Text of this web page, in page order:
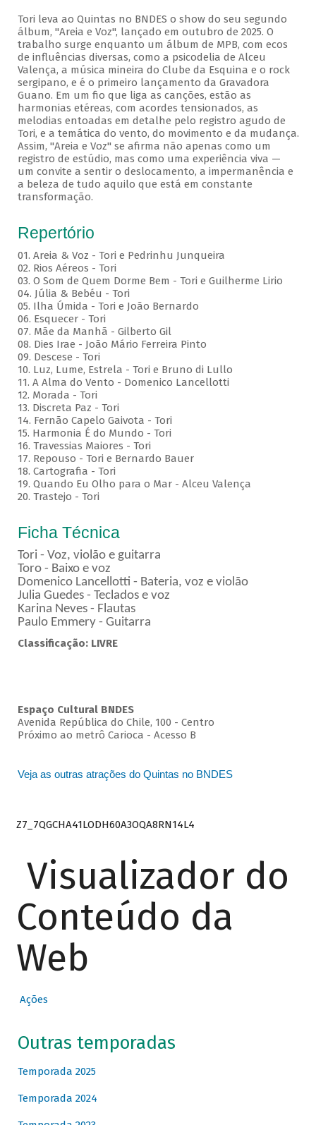
Tori leva ao Quintas no BNDES o show do seu segundo
álbum, "Areia e Voz", lançado em outubro de 2025. O
trabalho surge enquanto um álbum de MPB, com ecos
de influências diversas, como a psicodelia de Alceu
Valença, a música mineira do Clube da Esquina e o rock
sergipano, e é o primeiro lançamento da Gravadora
Guano. Em um fio que liga as canções, estão as
harmonias etéreas, com acordes tensionados, as
melodias entoadas em detalhe pelo registro agudo de
Tori, e a temática do vento, do movimento e da mudança.
Assim, "Areia e Voz" se afirma não apenas como um
registro de estúdio, mas como uma experiência viva —
um convite a sentir o deslocamento, a impermanência e
a beleza de tudo aquilo que está em constante
transformação.
Repertório
01. Areia & Voz - Tori e Pedrinhu Junqueira
02. ⁠Rios Aéreos - Tori
03. O Som de Quem Dorme Bem - Tori e Guilherme Lirio
04. Júlia & Bebéu - Tori
05. Ilha Úmida - Tori e João Bernardo
06. Esquecer - Tori
07. Mãe da Manhã - Gilberto Gil
08. Dies Irae - João Mário Ferreira Pinto
09. Descese - Tori
10. Luz, Lume, Estrela - Tori e Bruno di Lullo
11. A Alma do Vento - Domenico Lancellotti
12. Morada - Tori
13. Discreta Paz - Tori
14. Fernão Capelo Gaivota - Tori
15. Harmonia É do Mundo - Tori
16. Travessias Maiores - Tori
17. Repouso - Tori e Bernardo Bauer
⁠18. Cartografia - Tori
19. Quando Eu Olho para o Mar - Alceu Valença
20. Trastejo - Tori
Ficha Técnica
Tori - Voz, violão e guitarra
Toro - Baixo e voz
Domenico Lancellotti - Bateria, voz e violão
Julia Guedes - Teclados e voz
Karina Neves - Flautas
Paulo Emmery - Guitarra
Classificação: LIVRE
Espaço Cultural BNDES
Avenida República do Chile, 100 - Centro
Próximo ao metrô Carioca - Acesso B
Veja as outras atrações do Quintas no BNDES
Z7_7QGCHA41LODH60A3OQA8RN14L4
Visualizador do
Conteúdo da
Web
Ações
Outras temporadas
Temporada 2025
Temporada 2024